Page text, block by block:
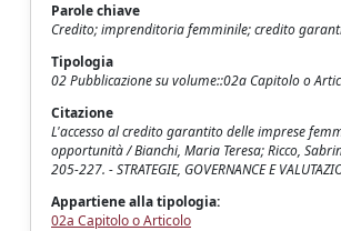
Parole chiave
Credito; imprenditoria femminile; credito
Tipologia
02 Pubblicazione su volume::02a Capitolo o
Citazione
L'accesso al credito garantito delle imprese
opportunità / Bianchi, Maria Teresa; Ricco,
205-227. - STRATEGIE, GOVERNANCE E
Appartiene alla tipologia:
02a Capitolo o Articolo